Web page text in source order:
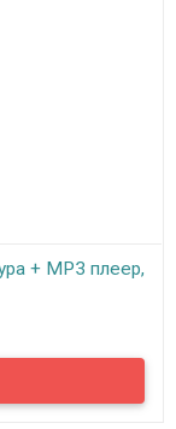
+ MP3 плеер,
MP3 плеером,
может стать
образ